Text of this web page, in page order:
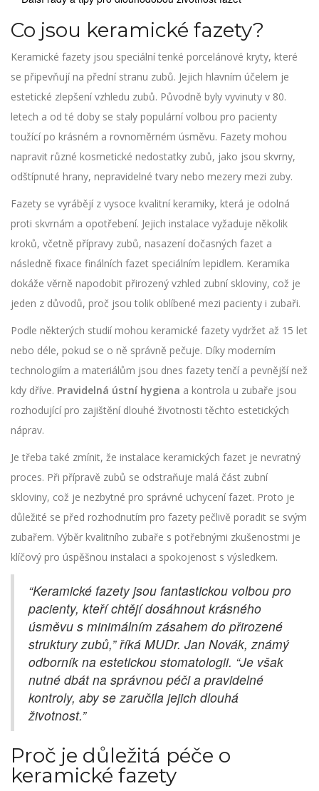
Co jsou keramické fazety?
Keramické fazety jsou speciální tenké porcelánové kryty, které
se připevňují na přední stranu zubů. Jejich hlavním účelem je
estetické zlepšení vzhledu zubů. Původně byly vyvinuty v 80.
letech a od té doby se staly populární volbou pro pacienty
toužící po krásném a rovnoměrném úsměvu. Fazety mohou
napravit různé kosmetické nedostatky zubů, jako jsou skvrny,
odštípnuté hrany, nepravidelné tvary nebo mezery mezi zuby.
Fazety se vyrábějí z vysoce kvalitní keramiky, která je odolná
proti skvrnám a opotřebení. Jejich instalace vyžaduje několik
kroků, včetně přípravy zubů, nasazení dočasných fazet a
následně fixace finálních fazet speciálním lepidlem. Keramika
dokáže věrně napodobit přirozený vzhled zubní skloviny, což je
jeden z důvodů, proč jsou tolik oblíbené mezi pacienty i zubaři.
Podle některých studií mohou keramické fazety vydržet až 15 let
nebo déle, pokud se o ně správně pečuje. Díky moderním
technologiím a materiálům jsou dnes fazety tenčí a pevnější než
kdy dříve. Pravidelná ústní hygiena a kontrola u zubaře jsou
rozhodující pro zajištění dlouhé životnosti těchto estetických
náprav.
Je třeba také zmínit, že instalace keramických fazet je nevratný
proces. Při přípravě zubů se odstraňuje malá část zubní
skloviny, což je nezbytné pro správné uchycení fazet. Proto je
důležité se před rozhodnutím pro fazety pečlivě poradit se svým
zubařem. Výběr kvalitního zubaře s potřebnými zkušenostmi je
klíčový pro úspěšnou instalaci a spokojenost s výsledkem.
“Keramické fazety jsou fantastickou volbou pro
pacienty, kteří chtějí dosáhnout krásného
úsměvu s minimálním zásahem do přirozené
struktury zubů,” říká MUDr. Jan Novák, známý
odborník na estetickou stomatologii. “Je však
nutné dbát na správnou péči a pravidelné
kontroly, aby se zaručila jejich dlouhá
životnost.”
Proč je důležitá péče o
keramické fazety